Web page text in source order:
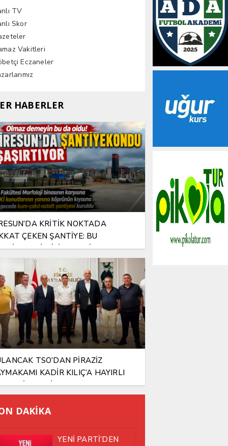
TV
Skor
Vakitleri
Eczaneler
HABERLER
KRİTİK NOKTADA
ÇEKEN ŞANTİYE: BU
KİM İZİN VERDİ?
TSO’DAN PİRAZİZ
KADİR KILIÇ’A HAYIRLI
ZİYARETİ
DAKİKA
YENİ PARTİ’DEN